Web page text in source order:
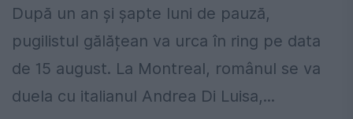
După un an și șapte luni de pauză,
pugilistul gălățean va urca în ring pe data
de 15 august. La Montreal, românul se va
duela cu italianul Andrea Di Luisa,...